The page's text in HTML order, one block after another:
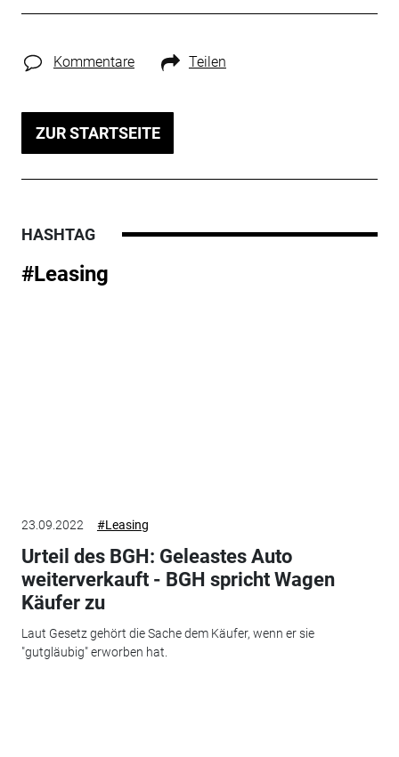
Kommentare Teilen
ZUR STARTSEITE
HASHTAG
#Leasing
23.09.2022 #Leasing
Urteil des BGH: Geleastes Auto
weiterverkauft - BGH spricht Wagen
Käufer zu
Laut Gesetz gehört die Sache dem Käufer, wenn er sie
"gutgläubig" erworben hat.